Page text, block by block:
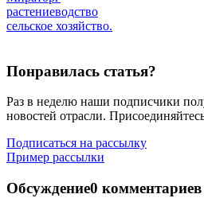
растениеводство
сельское хозяйство.
Понравилась статья?
Раз в неделю наши подписчики
новостей отрасли.
Подписаться на рассылку
Пример рассылки
Обсуждение0 комментариев